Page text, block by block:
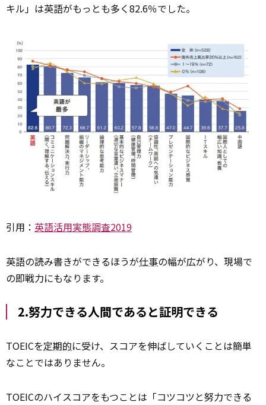
キル」は英語がもっとも多く82.6％でした。
引用： 英語活用実態調査2019
英語の読み書きができるほうが仕事の幅が広がり、現場で
の即戦力にもなります。
2.努力できる人間であると証明できる
TOEICを定期的に受け、スコアを伸ばしていくことは簡単
なことではありません。
TOEICのハイスコアをもつことは「コツコツと努力できる